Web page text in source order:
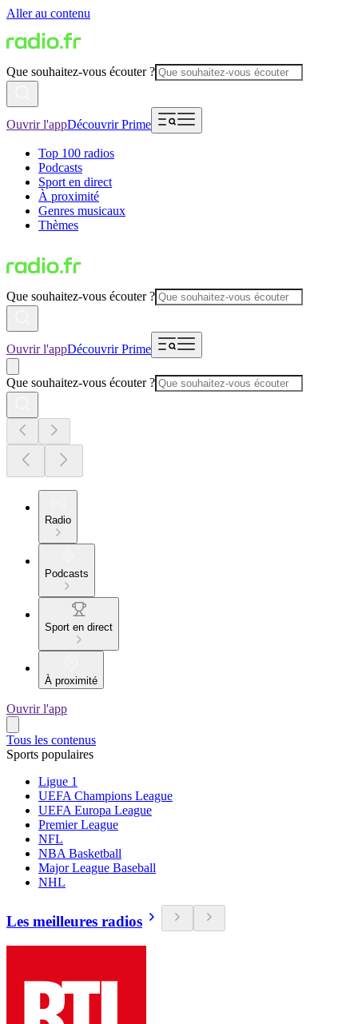
Aller au contenu
Que souhaitez-vous écouter ?
Ouvrir l'appDécouvrir Prime
Top 100 radios
Podcasts
Sport en direct
À proximité
Genres musicaux
Thèmes
Que souhaitez-vous écouter ?
Ouvrir l'appDécouvrir Prime
Que souhaitez-vous écouter ?
Radio
Podcasts
Sport en direct
À proximité
Ouvrir l'app
Tous les contenus
Sports populaires
Ligue 1
UEFA Champions League
UEFA Europa League
Premier League
NFL
NBA Basketball
Major League Baseball
NHL
Les meilleures radios